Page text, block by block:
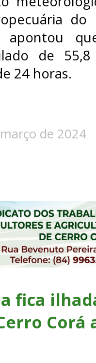
apontou
de
24 horas.
de 2024
fica
Corá